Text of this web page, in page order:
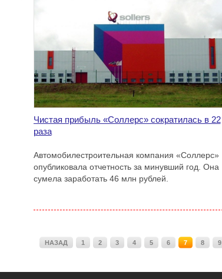
Чистая прибыль «Соллерс» сократилась в 22
раза
Автомобилестроительная компания «Соллерс»
опубликовала отчетность за минувший год. Она
сумела заработать 46 млн рублей.
НАЗАД 1 2 3 4 5 6 7 8 9